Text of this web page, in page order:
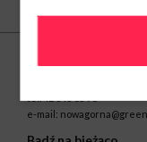
Kontakt
Centrum Handlowe
ul. Kolumny 6/36
tel.42 646 06 90
e-mail: